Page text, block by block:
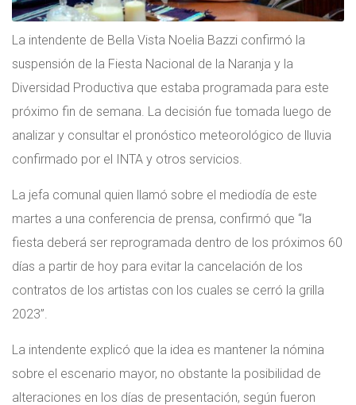
La intendente de Bella Vista Noelia Bazzi confirmó la
suspensión de la Fiesta Nacional de la Naranja y la
Diversidad Productiva que estaba programada para este
próximo fin de semana. La decisión fue tomada luego de
analizar y consultar el pronóstico meteorológico de lluvia
confirmado por el INTA y otros servicios.
La jefa comunal quien llamó sobre el mediodía de este
martes a una conferencia de prensa, confirmó que “la
fiesta deberá ser reprogramada dentro de los próximos 60
días a partir de hoy para evitar la cancelación de los
contratos de los artistas con los cuales se cerró la grilla
2023”.
La intendente explicó que la idea es mantener la nómina
sobre el escenario mayor, no obstante la posibilidad de
alteraciones en los días de presentación, según fueron